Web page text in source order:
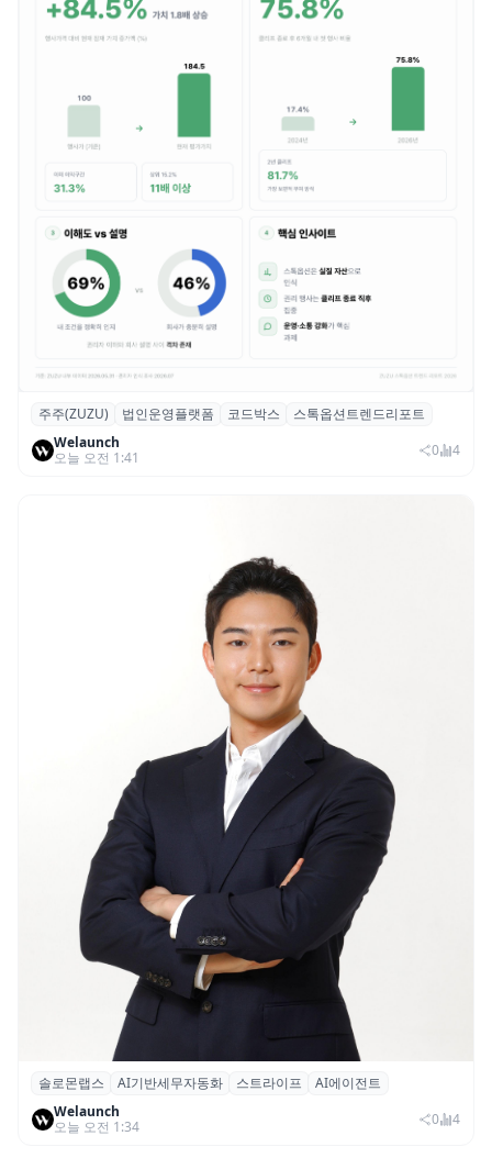
스톡옵션 취소율 2년 만에 18.2%→31.3%…
권리 발생 즉시 행사 비중도 급증
주주(ZUZU) 법인운영플랫폼 코드박스
스톡옵션트렌드리포트
Welaunch
오늘 오전 1:41
0 4
솔로몬랩스, 스트라이프 출신 이창헌 영입…
절세 전략 AI 에이전트 개발 본격화
솔로몬랩스 AI기반세무자동화 스트라이프
AI에이전트
Welaunch
오늘 오전 1:34
0 4